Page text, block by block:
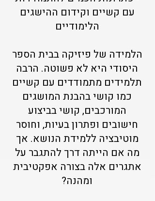
עם קשיים וקידום ההישגים
הלימודיים
הלמידה של פיזיקה בבית הספר
היסודי היא לא פשוטה. הרבה
תלמידים מתמודדים עם קשיים
כמו קושי בהבנת המושגים
המורכבים, קושי בביצוע
חישובים ופתרון בעיות, וחוסר
מוטיבציה ללמידת הנושא. אך
מה אם הייתה דרך להתגבר על
אתגרים אלה בצורה אפקטיבית
ומהנה?